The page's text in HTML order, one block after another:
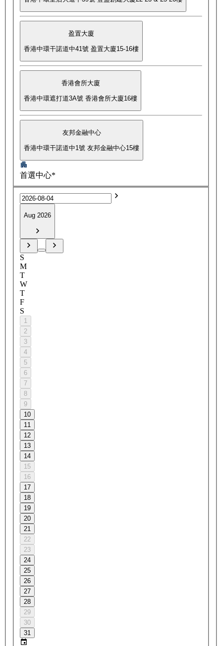
盈置大廈
香港中環干諾道中41號 盈置大廈15-16樓
香港會所大廈
香港中環遮打道3A號 香港會所大廈16樓
友邦金融中心
香港中環干諾道中1號 友邦金融中心15樓
首選中心*
Aug 2026
S
M
T
W
T
F
S
1
2
3
4
5
6
7
8
9
10
11
12
13
14
15
16
17
18
19
20
21
22
23
24
25
26
27
28
29
30
31